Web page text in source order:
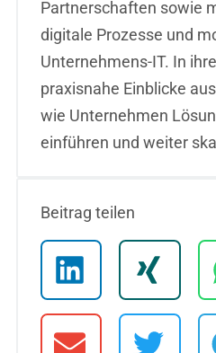
Partnerschaften sowie
digitale Prozesse und
Unternehmens-IT. In
praxisnahe Einblicke
wie Unternehmen
einführen und weiter
Beitrag teilen